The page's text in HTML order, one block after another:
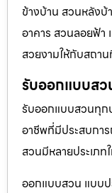
ข้างบ้าน สวนหลัง
อาคาร สวนลอยฟ้า
สวยงามให้กับสถา
รับออกแบบสว
รับออกแบบสวนทุก
อาชีพที่มีประสบกา
สวนมีหลายประเภท
ออกแบบสวน แบบ